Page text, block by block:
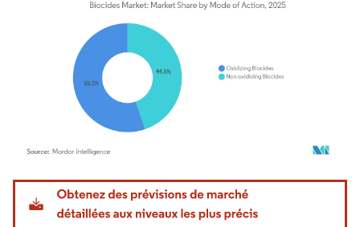
Image © Mordor Intelligence. La réutilisation nécessite une attribution sous CC BY